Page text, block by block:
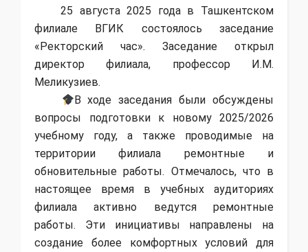
25 августа 2025 года в Ташкентском
филиале ВГИК состоялось заседание
«Ректорский час». Заседание открыл
директор филиала, профессор И.М.
Меликузиев.
В ходе заседания были обсуждены
вопросы подготовки к новому 2025/2026
учебному году, а также проводимые на
территории филиала ремонтные и
обновительные работы. Отмечалось, что в
настоящее время в учебных аудиториях
филиала активно ведутся ремонтные
работы. Эти инициативы направлены на
создание более комфортных условий для